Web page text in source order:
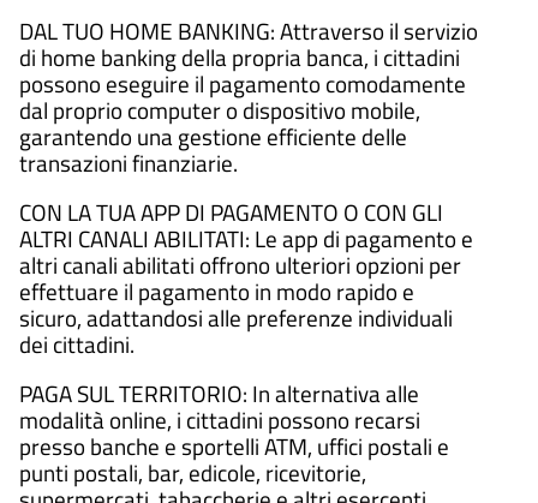
DAL TUO HOME BANKING: Attraverso il servizio
di home banking della propria banca, i cittadini
possono eseguire il pagamento comodamente
dal proprio computer o dispositivo mobile,
garantendo una gestione efficiente delle
transazioni finanziarie.
CON LA TUA APP DI PAGAMENTO O CON GLI
ALTRI CANALI ABILITATI: Le app di pagamento e
altri canali abilitati offrono ulteriori opzioni per
effettuare il pagamento in modo rapido e
sicuro, adattandosi alle preferenze individuali
dei cittadini.
PAGA SUL TERRITORIO: In alternativa alle
modalità online, i cittadini possono recarsi
presso banche e sportelli ATM, uffici postali e
punti postali, bar, edicole, ricevitorie,